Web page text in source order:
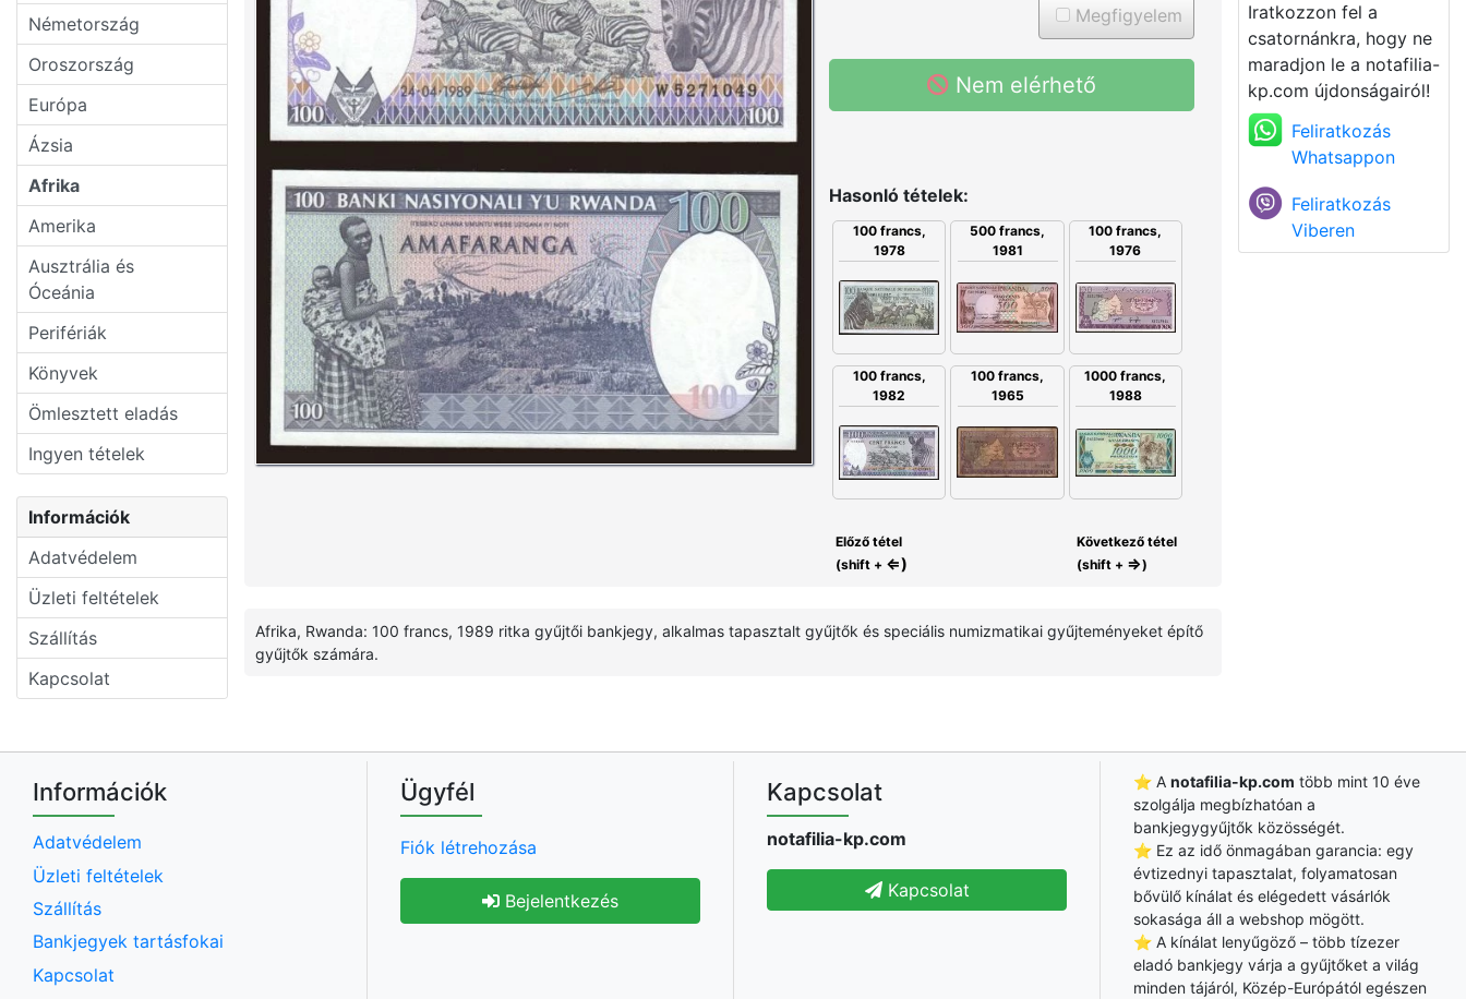
Németország
Oroszország
Európa
Ázsia
Afrika
Amerika
Ausztrália és
Óceánia
Perifériák
Könyvek
Ömlesztett eladás
Ingyen tételek
Információk
Adatvédelem
Üzleti feltételek
Szállítás
Kapcsolat
Megfigyelem
Nem elérhető
Hasonló tételek:
100 francs,
1978
500 francs,
1981
100 francs,
1976
100 francs,
1982
100 francs,
1965
1000 francs,
1988
Előző tétel
(shift + ⇐)
Következő tétel
(shift + ⇒)
Afrika, Rwanda: 100 francs, 1989 ritka gyűjtői bankjegy, alkalmas tapasztalt gyűjtők és speciális numizmatikai gyűjteményeket építő
gyűjtők számára.
Iratkozzon fel a
csatornánkra, hogy ne
maradjon le a notafilia-
kp.com újdonságairól!
Feliratkozás
Whatsappon
Feliratkozás
Viberen
Információk
Adatvédelem
Üzleti feltételek
Szállítás
Bankjegyek tartásfokai
Kapcsolat
Ügyfél
Fiók létrehozása
Bejelentkezés
Kapcsolat
notafilia-kp.com
Kapcsolat
⭐ A notafilia-kp.com több mint 10 éve
szolgálja megbízhatóan a
bankjegygyűjtők közösségét.
⭐ Ez az idő önmagában garancia: egy
évtizednyi tapasztalat, folyamatosan
bővülő kínálat és elégedett vásárlók
sokasága áll a webshop mögött.
⭐ A kínálat lenyűgöző – több tízezer
eladó bankjegy várja a gyűjtőket a világ
minden tájáról, Közép-Európától egészen